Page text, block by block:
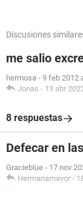
Discusiones
me salio
hermosa - 9 feb 2012
Jonas - 13 abr
8 respuestas
Defecar en
Gracieblue - 17 nov
Hermanamayor -